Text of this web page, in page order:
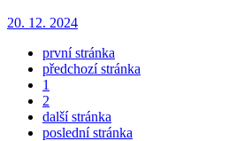
20. 12. 2024
první stránka
předchozí stránka
1
2
další stránka
poslední stránka